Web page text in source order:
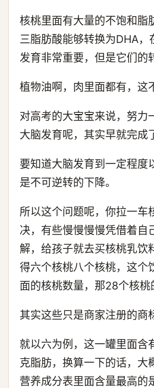
核桃里面有大量的不饱和脂
三脂肪酸能够转换为DHA，
发育非常重要，但是它们的
植物油啊，肉里面都有，这
对高考的大宝宝来说，努力
大脑发育呢，其实早就完成
要知道大脑发育到一定程度
是不可逆转的下降。
所以这个问题呢，你拉一车
决，有些慢慢慢慢凭借着自
解，给孩子就去买核桃乳饮
得六个核桃八个核桃，这个
面的核桃数量，那28个核桃
其实这些只是商家注册的商
就以六为例，这一罐里面含
克脂肪，换算一下的话，大
营养成分表里面含量最高的